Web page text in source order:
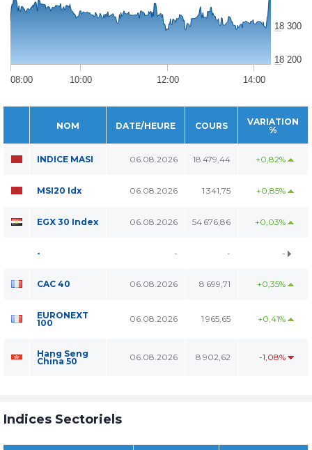
10:00 12:00
08:00 14:00
18 200
18 300
NOM DATE/HEURE COURS
VARIATION
%
INDICE MASI 06.08.2026 18 479,44 +0,82%
MSI20 Idx 06.08.2026 1 341,75 +0,85%
EGX 30 Index 06.08.2026 54 676,86 +0,03%
- - - -
CAC 40 06.08.2026 8 699,71 +0,35%
EURONEXT
100 06.08.2026 1 965,65 +0,41%
Hang Seng
China 50 06.08.2026 8 902,62 -1,08%
Indices Sectoriels